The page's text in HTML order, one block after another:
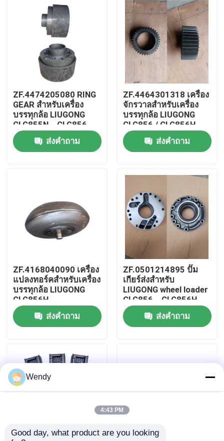
บ้าน
วิดีโอ
ทัวร์โรงงาน
ควบคุมคุณภาพ
ข่าว
บล็อก
ZF.4474205080 RING
GEAR สําหรับเครื่อง
บรรทุกล้อ LIUGONG
CLG855N、CLG856、
CLG856H、CLG835、
CLG842 เครื่องขนส่ง
4WG180/4WG200
ส่งคำถาม
ZF.4464301318 เครื่อง
จักรวาลสําหรับเครื่อง
บรรทุกล้อ LIUGONG
CLG856 / CLG856H
CLG862 / CLG862H
CLG870 / CLG870H
CLG50D การส่ง
ส่งคำถาม
ZF.4168040090 เครื่อง
แปลงทอร์คสําหรับเครื่อง
บรรทุกล้อ LIUGONG
CLG856H、
CLG862H、
CLG870H、CLG886H
เครื่องส่ง 4WG200、
ส่งคำถาม
ZF.0501214895 ปั๊ม
เกียร์ส่งสําหรับ
LIUGONG wheel loader
CLG856、CLG856H、
CLG862、CLG870 การ
ส่ง 4WG180 4WG200
6WG180 3WG190
ส่งคำถาม
Wendy
4:43 PM
Good day, what product are you looking